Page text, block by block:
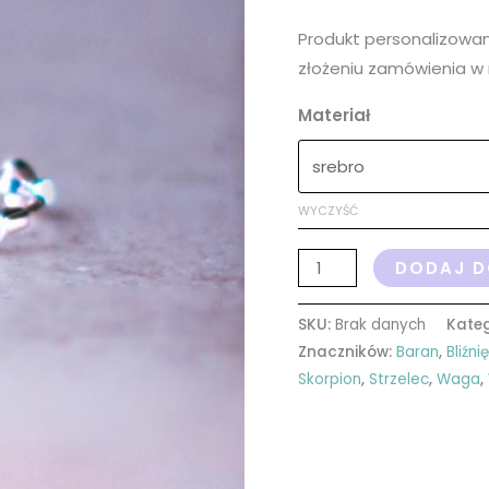
Produkt
złożeniu zamówienia
Materiał
WYCZYŚĆ
DODAJ
SKU: Brak danych
Znaczników: Baran,
Skorpion, Strzelec, Waga,